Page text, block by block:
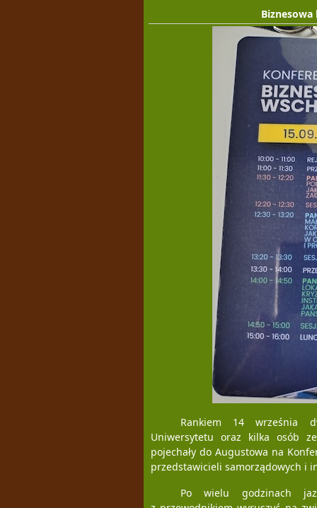
Rankiem 14 września
Uniwersytetu oraz kilka osób ze
pojechały do Augustowa na
przedstawicieli samorządowych i
Po wielu godzinach